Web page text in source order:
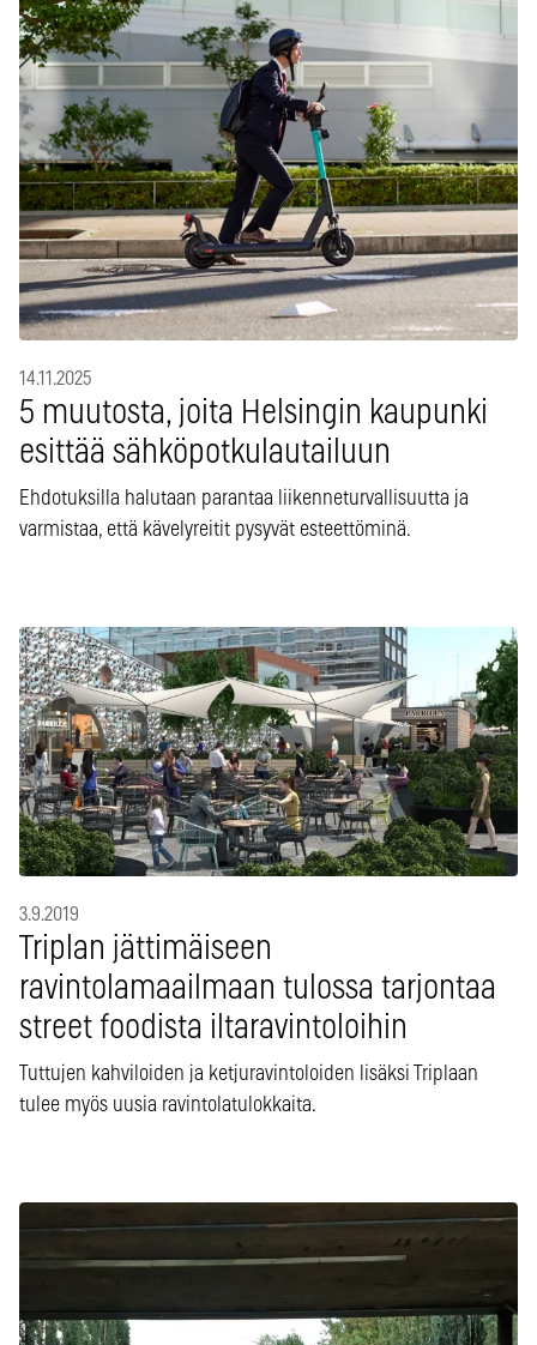
14.11.2025
5 muutosta, joita Helsingin kaupunki
esittää sähköpotkulautailuun
Ehdotuksilla halutaan parantaa liikenneturvallisuutta ja
varmistaa, että kävelyreitit pysyvät esteettöminä.
3.9.2019
Triplan jättimäiseen
ravintolamaailmaan tulossa tarjontaa
street foodista iltaravintoloihin
Tuttujen kahviloiden ja ketjuravintoloiden lisäksi Triplaan
tulee myös uusia ravintolatulokkaita.